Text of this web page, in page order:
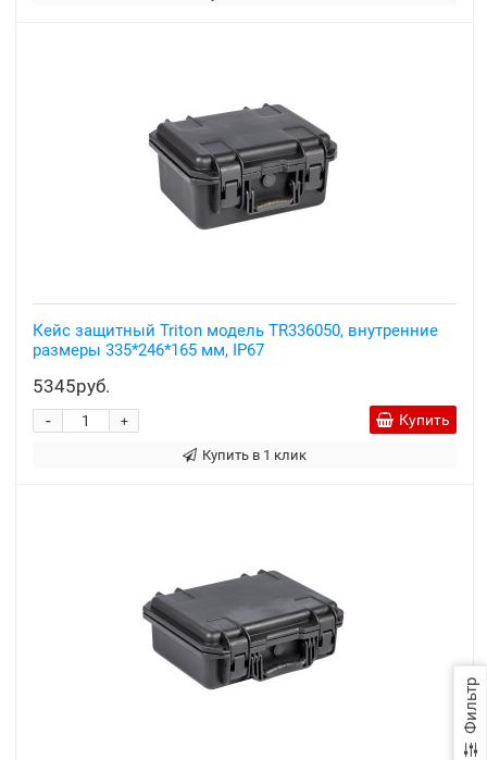
Фильтр
Кейс защитный Triton модель TR336050, внутренние
размеры 335*246*165 мм, IP67
5345руб.
+
- Купить
Купить в 1 клик